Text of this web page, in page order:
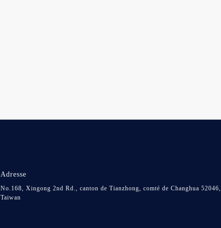
Adresse
No.168, Xingong 2nd Rd., canton de Tianzhong, comté de Changhua 52046,
Taiwan